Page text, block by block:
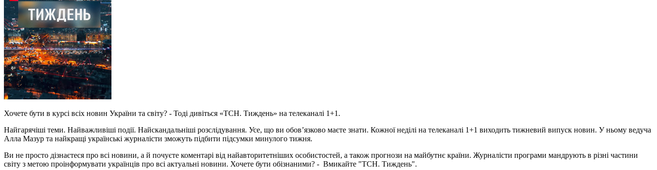
Хочете бути в курсі всіх новин України та світу? - Тоді дивіться «ТСН. Тиждень» на телеканалі 1+1.
Найгарячіші теми. Найважливіші події. Найскандальніші розслідування. Усе, що ви обов’язково маєте знати. Кожної неділі на телеканалі 1+1 виходить тижневий випуск новин. У ньому ведуча
Алла Мазур та найкращі українські журналісти зможуть підбити підсумки минулого тижня.
Ви не просто дізнаєтеся про всі новини, а й почуєте коментарі від найавторитетніших особистостей, а також прогнози на майбутнє країни. Журналісти програми мандрують в різні частини
світу з метою проінформувати українців про всі актуальні новини. Хочете бути обізнаними? - Вмикайте "ТСН. Тиждень".